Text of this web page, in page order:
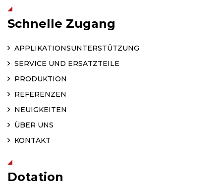
Schnelle Zugang
APPLIKATIONSUNTERSTÜTZUNG
SERVICE UND ERSATZTEILE
PRODUKTION
REFERENZEN
NEUIGKEITEN
ÜBER UNS
KONTAKT
Dotation